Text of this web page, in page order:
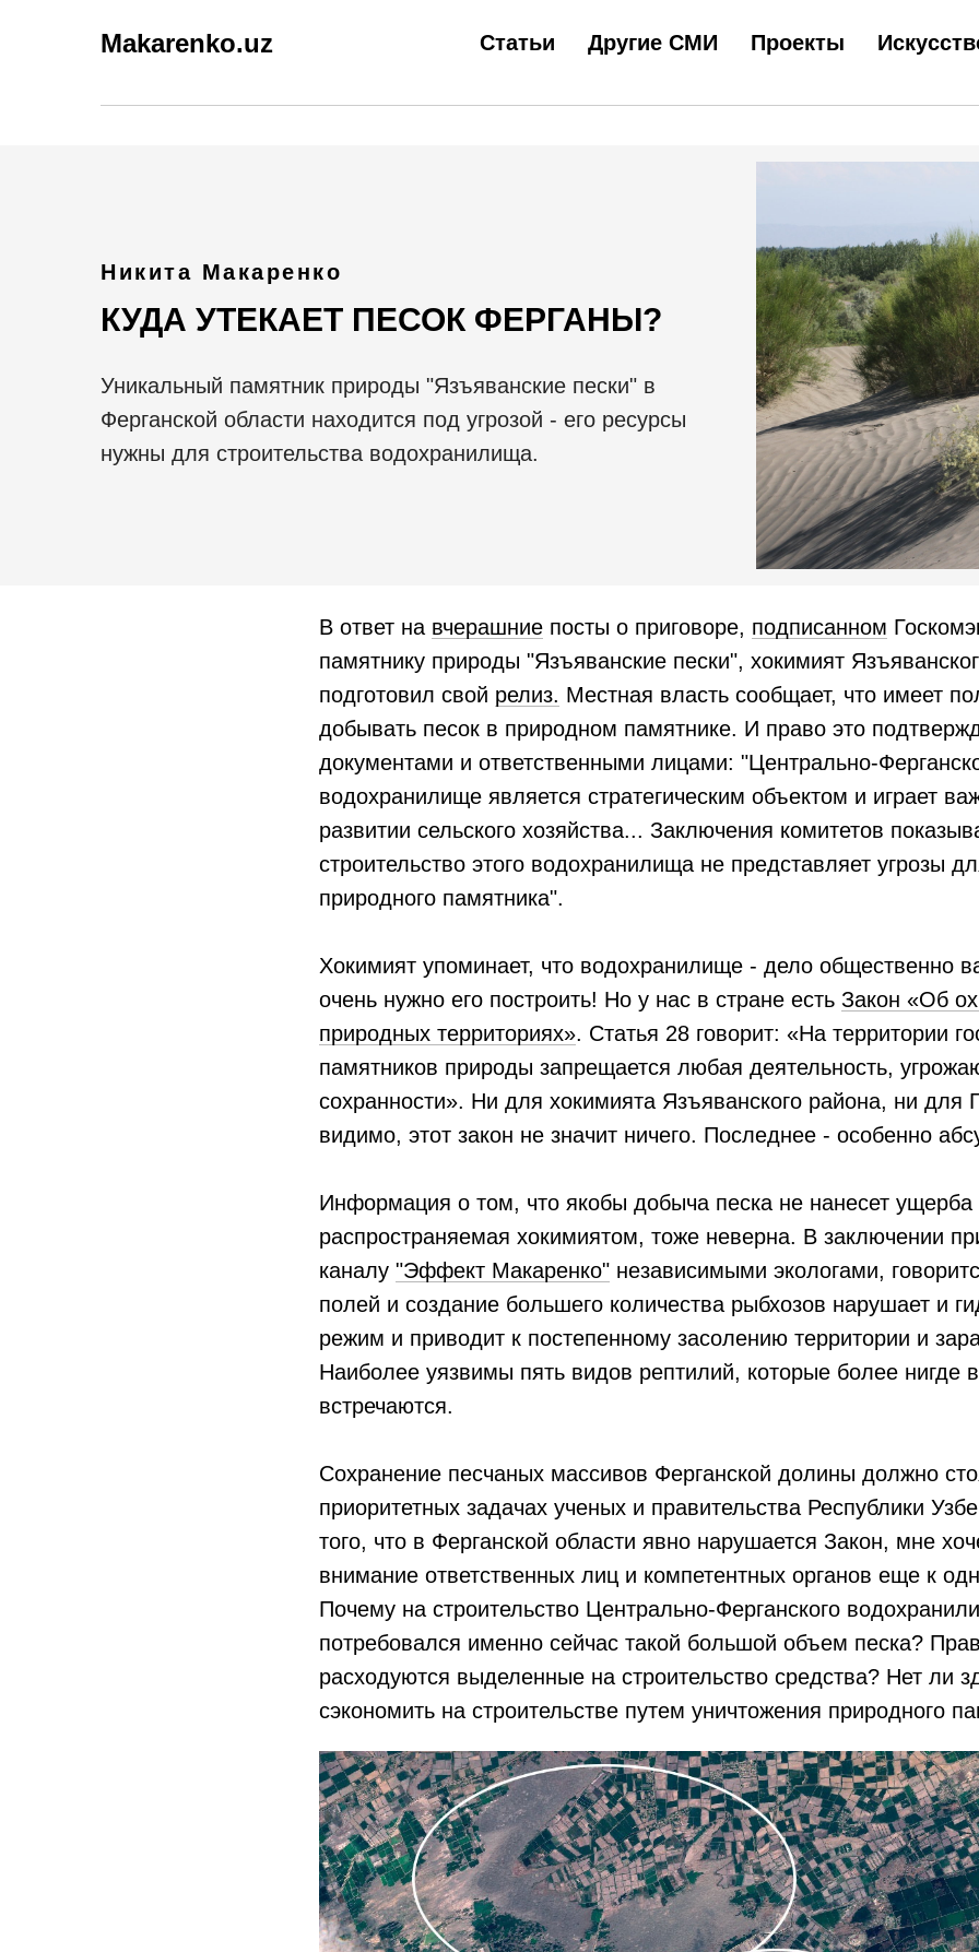
Makarenko.uz Статьи Другие СМИ Проекты
Никита Макаренко
КУДА УТЕКАЕТ ПЕСОК ФЕРГАНЫ?
Уникальный памятник природы "Язъяванские пески" в
Ферганской области находится под угрозой - его ресурсы
нужны для строительства водохранилища.
В ответ на вчерашние посты о приговоре, подписанном
памятнику природы "Язъяванские пески", хокимият
подготовил свой релиз. Местная власть сообщает, что имеет
добывать песок в природном памятнике. И право это
документами и ответственными лицами: "Центрально-
водохранилище является стратегическим объектом и играет
развитии сельского хозяйства... Заключения комитетов
строительство этого водохранилища не представляет угрозы
природного памятника".
Хокимият упоминает, что водохранилище - дело общественно
очень нужно его построить! Но у нас в стране есть Закон «Об
природных территориях». Статья 28 говорит: «На территории
памятников природы запрещается любая деятельность,
сохранности». Ни для хокимията Язъяванского района, ни для
видимо, этот закон не значит ничего. Последнее - особенно
Информация о том, что якобы добыча песка не нанесет
распространяемая хокимиятом, тоже неверна. В заключении
каналу "Эффект Макаренко" независимыми экологами,
полей и создание большего количества рыбхозов нарушает и
режим и приводит к постепенному засолению территории и
Наиболее уязвимы пять видов рептилий, которые более нигде
встречаются.
Сохранение песчаных массивов Ферганской долины должно
приоритетных задачах ученых и правительства Республики
того, что в Ферганской области явно нарушается Закон, мне
внимание ответственных лиц и компетентных органов еще к
Почему на строительство Центрально-Ферганского
потребовался именно сейчас такой большой объем песка?
расходуются выделенные на строительство средства? Нет ли
сэкономить на строительстве путем уничтожения природного